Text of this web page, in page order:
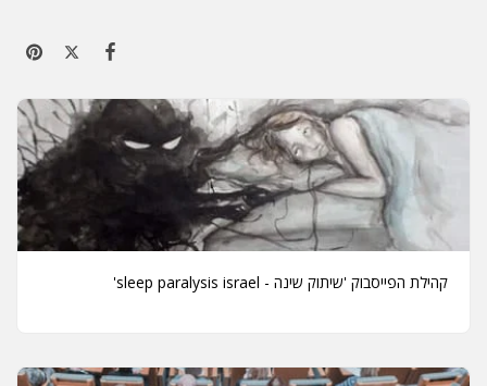
קהילת הפייסבוק 'שיתוק שינה - sleep paralysis israel'